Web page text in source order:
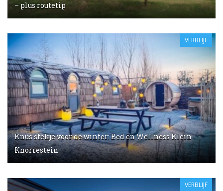
– plus routetip
Knus stekje voor de winter: Bed en Wellness Klein
Knorrestein
VERBLIJF
VERBLIJF